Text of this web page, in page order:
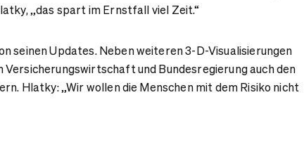
„das spart im Ernstfall viel Zeit.“
seinen Updates. Neben weiteren 3-D-Visualisierungen
und Bundesregierung auch den
Hlatky: „Wir wollen die Menschen mit dem Risiko nicht